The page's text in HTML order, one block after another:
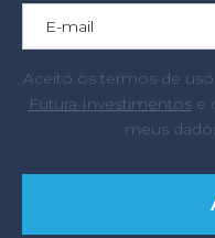
Aceito os termos de
Futura Investimentose
meus